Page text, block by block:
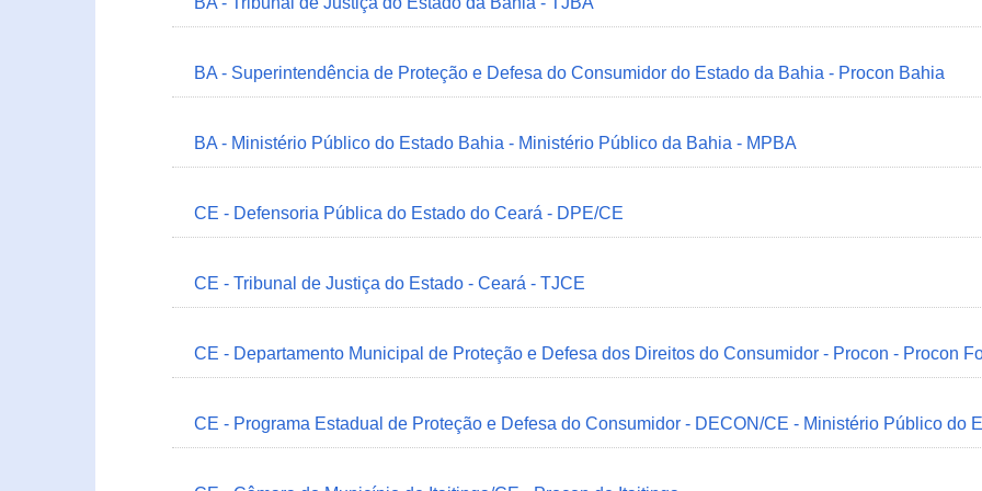
BA - Superintendência de Proteção e Defesa do Consumidor do Estado da Bahia - Procon Bahia
BA - Ministério Público do Estado Bahia - Ministério Público da Bahia - MPBA
CE - Defensoria Pública do Estado do Ceará - DPE/CE
CE - Tribunal de Justiça do Estado - Ceará - TJCE
CE - Departamento Municipal de Proteção e Defesa dos Direitos do Consumidor - Procon - Procon
CE - Programa Estadual de Proteção e Defesa do Consumidor - DECON/CE - Ministério Público do